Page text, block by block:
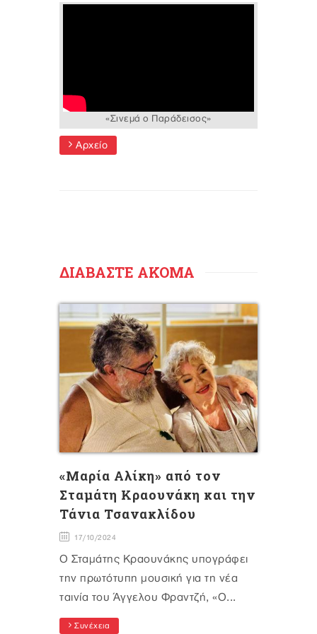
«Σινεμά ο Παράδεισος»
Αρχείο
ΔΙΑΒΑΣΤΕ ΑΚΟΜΑ
«Μαρία Αλίκη» από τον
Σταμάτη Κραουνάκη και την
Τάνια Τσανακλίδου
17/10/2024
Ο Σταμάτης Κραουνάκης υπογράφει
την πρωτότυπη μουσική για τη νέα
ταινία του Άγγελου Φραντζή, «Ο...
Συνέχεια